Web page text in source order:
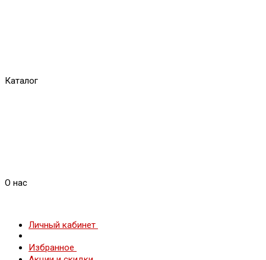
Каталог
О нас
Личный кабинет
Избранное